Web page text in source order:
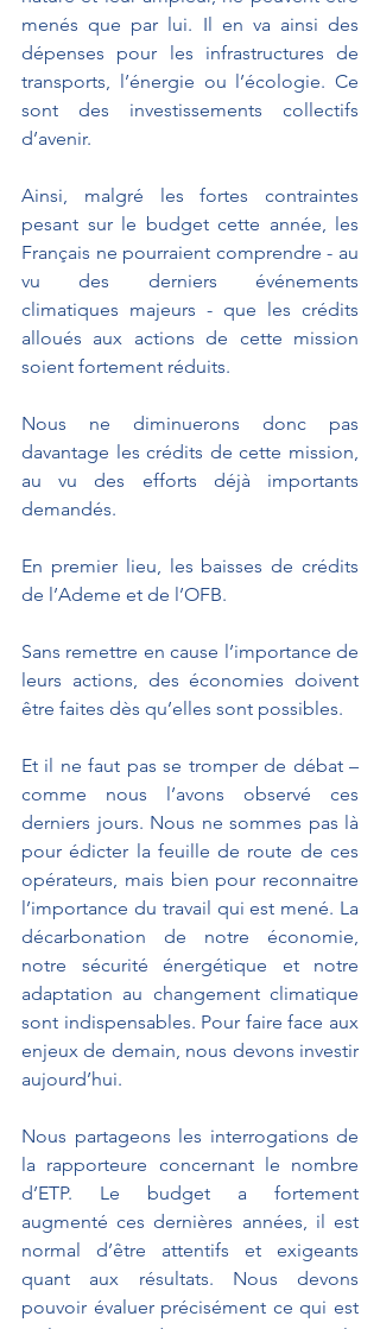
menés que par lui. Il en va ainsi des
dépenses pour les infrastructures de
transports, l’énergie ou l’écologie. Ce
sont des investissements collectifs
d’avenir.
Ainsi, malgré les fortes contraintes
pesant sur le budget cette année, les
Français ne pourraient comprendre - au
vu des derniers événements
climatiques majeurs - que les crédits
alloués aux actions de cette mission
soient fortement réduits.
Nous ne diminuerons donc pas
davantage les crédits de cette mission,
au vu des efforts déjà importants
demandés.
En premier lieu, les baisses de crédits
de l’Ademe et de l’OFB.
Sans remettre en cause l’importance de
leurs actions, des économies doivent
être faites dès qu’elles sont possibles.
Et il ne faut pas se tromper de débat –
comme nous l’avons observé ces
derniers jours. Nous ne sommes pas là
pour édicter la feuille de route de ces
opérateurs, mais bien pour reconnaitre
l’importance du travail qui est mené. La
décarbonation de notre économie,
notre sécurité énergétique et notre
adaptation au changement climatique
sont indispensables. Pour faire face aux
enjeux de demain, nous devons investir
aujourd’hui.
Nous partageons les interrogations de
la rapporteure concernant le nombre
d’ETP. Le budget a fortement
augmenté ces dernières années, il est
normal d’être attentifs et exigeants
quant aux résultats. Nous devons
pouvoir évaluer précisément ce qui est